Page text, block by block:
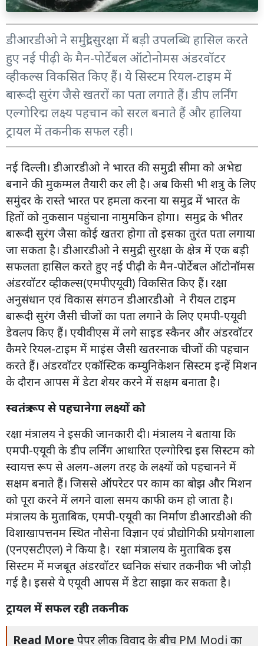
डीआरडीओ ने समुद्री सुरक्षा में बड़ी उपलब्धि हासिल करते
हुए नई पीढ़ी के मैन-पोर्टेबल ऑटोनोमस अंडरवॉटर
व्हीकल्स विकसित किए हैं। ये सिस्टम रियल-टाइम में
बारूदी सुरंग जैसे खतरों का पता लगाते हैं। डीप लर्निंग
एल्गोरिद्म लक्ष्य पहचान को सरल बनाते हैं और हालिया
ट्रायल में तकनीक सफल रही।
नई दिल्ली। डीआरडीओ ने भारत की समुद्री सीमा को अभेद्य
बनाने की मुकम्मल तैयारी कर ली है। अब किसी भी शत्रु के लिए
समुंदर के रास्ते भारत पर हमला करना या समुद्र में भारत के
हितों को नुकसान पहुंचाना नामुमकिन होगा। समुद्र के भीतर
बारूदी सुरंग जैसा कोई खतरा होगा तो इसका तुरंत पता लगाया
जा सकता है। डीआरडीओ ने समुद्री सुरक्षा के क्षेत्र में एक बड़ी
सफलता हासिल करते हुए नई पीढ़ी के मैन-पोर्टेबल ऑटोनॉमस
अंडरवॉटर व्हीकल्स(एमपीएयूवी) विकसित किए हैं। रक्षा
अनुसंधान एवं विकास संगठन डीआरडीओ ने रीयल टाइम
बारूदी सुरंग जैसी चीजों का पता लगाने के लिए एमपी-एयूवी
डेवलप किए हैं। एयीवीएस में लगे साइड स्कैनर और अंडरवॉटर
कैमरे रियल-टाइम में माइंस जैसी खतरनाक चीजों की पहचान
करते हैं। अंडरवॉटर एकॉस्टिक कम्युनिकेशन सिस्टम इन्हें मिशन
के दौरान आपस में डेटा शेयर करने में सक्षम बनाता है।
स्वतंत्र रूप से पहचानेगा लक्ष्यों को
रक्षा मंत्रालय ने इसकी जानकारी दी। मंत्रालय ने बताया कि
एमपी-एयूवी के डीप लर्निंग आधारित एल्गोरिद्म इस सिस्टम को
स्वायत्त रूप से अलग-अलग तरह के लक्ष्यों को पहचानने में
सक्षम बनाते हैं। जिससे ऑपरेटर पर काम का बोझ और मिशन
को पूरा करने में लगने वाला समय काफी कम हो जाता है।
मंत्रालय के मुताबिक, एमपी-एयूवी का निर्माण डीआरडीओ की
विशाखापत्तनम स्थित नौसेना विज्ञान एवं प्रौद्योगिकी प्रयोगशाला
(एनएसटीएल) ने किया है। रक्षा मंत्रालय के मुताबिक इस
सिस्टम में मजबूत अंडरवॉटर ध्वनिक संचार तकनीक भी जोड़ी
गई है। इससे ये एयूवी आपस में डेटा साझा कर सकता है।
ट्रायल में सफल रही तकनीक
Read More पेपर लीक विवाद के बीच PM Modi का